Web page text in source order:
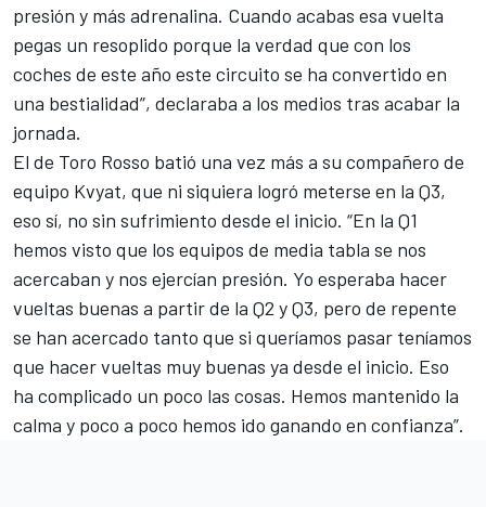
presión y más adrenalina. Cuando acabas esa vuelta
pegas un resoplido porque la verdad que con los
coches de este año este circuito se ha convertido en
una bestialidad”, declaraba a los medios tras acabar la
jornada.
El de Toro Rosso batió una vez más a su compañero de
equipo Kvyat, que ni siquiera logró meterse en la Q3,
eso sí, no sin sufrimiento desde el inicio. “En la Q1
hemos visto que los equipos de media tabla se nos
acercaban y nos ejercían presión. Yo esperaba hacer
vueltas buenas a partir de la Q2 y Q3, pero de repente
se han acercado tanto que si queríamos pasar teníamos
que hacer vueltas muy buenas ya desde el inicio. Eso
ha complicado un poco las cosas. Hemos mantenido la
calma y poco a poco hemos ido ganando en confianza”.